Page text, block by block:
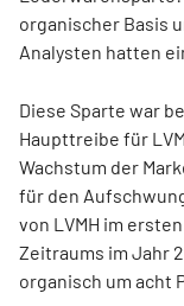
organischer Basis
Analysten hatten
Diese Sparte war
Haupttreibe für
Wachstum der
für den
von LVMH im
Zeitraums im Jahr
organisch um acht